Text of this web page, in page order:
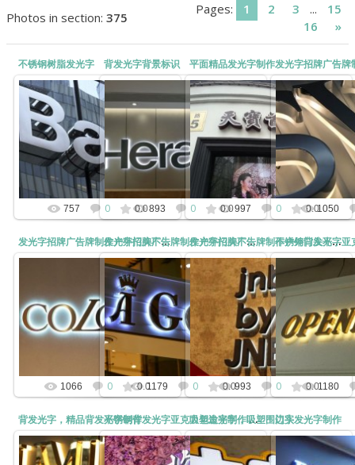
Photos in section: 375
Pages: 1 2 3 ...
15
16
»
不锈钢树脂发光字
2022-10-19
不锈钢树脂发光字是由拉丝或镜面不
锈钢围边、品牌LED光源、不饱和树
脂材料组成，经过精品打磨制作。不
锈钢树脂发光字外观精美、亮度晶
莹、均匀。属于室内精品系列发光
字。
kunny
757 0 0.0
背发光字背景标识
2020-10-20
kunny
893 0 0.0
平面精品发光字制作
2019-11-14
平面精品发光字制作
kunny
997 0 0.0
发光字招牌广告
钢水晶
1050
发光字招牌广告牌制作户外门头不锈钢水晶底背发光字
2019-11-12
发光字招牌广告牌制作户外门头不锈
钢水晶底背发光字
kunny
1066 0 0.0
发光字招牌广告牌制作户外门头不锈钢水晶底背发光字
2019-11-12
发光字招牌广告牌制作户外门头不锈
钢水晶底背发光字
kunny
1179 0 0.0
发光字招牌广告牌制作户外门头不锈钢水晶底背发光字
2019-11-12
发光字招牌广告牌制作户外门头不锈
钢水晶底背发光字
kunny
993 0 0.0
不锈钢背发光字
树脂迷你发光
1180
背发光字，精品背发光字制作 不锈钢背发光字亚克力包边字制作led树脂迷你发光字门头广告招牌
吸塑发光字，吸塑围边字门头发光字制作